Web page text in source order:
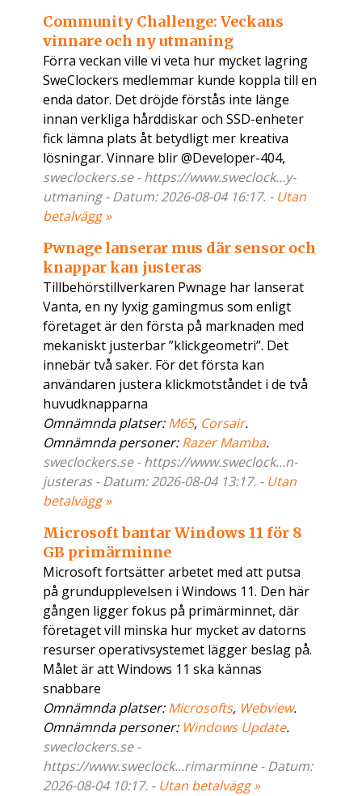
Community Challenge: Veckans
vinnare och ny utmaning
Förra veckan ville vi veta hur mycket lagring
SweClockers medlemmar kunde koppla till en
enda dator. Det dröjde förstås inte länge
innan verkliga hårddiskar och SSD-enheter
fick lämna plats åt betydligt mer kreativa
lösningar. Vinnare blir @Developer-404,
sweclockers.se - https://www.sweclock...y-
utmaning - Datum: 2026-08-04 16:17. - Utan
betalvägg »
Pwnage lanserar mus där sensor och
knappar kan justeras
Tillbehörstillverkaren Pwnage har lanserat
Vanta, en ny lyxig gamingmus som enligt
företaget är den första på marknaden med
mekaniskt justerbar ”klickgeometri”. Det
innebär två saker. För det första kan
användaren justera klickmotståndet i de två
huvudknapparna
Omnämnda platser:M65, Corsair.
Omnämnda personer:Razer Mamba.
sweclockers.se - https://www.sweclock...n-
justeras - Datum: 2026-08-04 13:17. - Utan
betalvägg »
Microsoft bantar Windows 11 för 8
GB primärminne
Microsoft fortsätter arbetet med att putsa
på grundupplevelsen i Windows 11. Den här
gången ligger fokus på primärminnet, där
företaget vill minska hur mycket av datorns
resurser operativsystemet lägger beslag på.
Målet är att Windows 11 ska kännas
snabbare
Omnämnda platser:Microsofts, Webview.
Omnämnda personer: Windows Update.
sweclockers.se -
https://www.sweclock...rimarminne - Datum:
2026-08-04 10:17. - Utan betalvägg »